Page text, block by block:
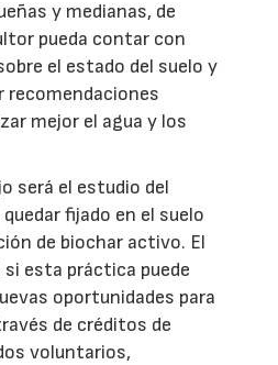
y medianas, de
pueda contar con
el estado del suelo y
recomendaciones
mejor el agua y los
será el estudio del
fijado en el suelo
de biochar activo. El
esta práctica puede
oportunidades para
de créditos de
voluntarios,